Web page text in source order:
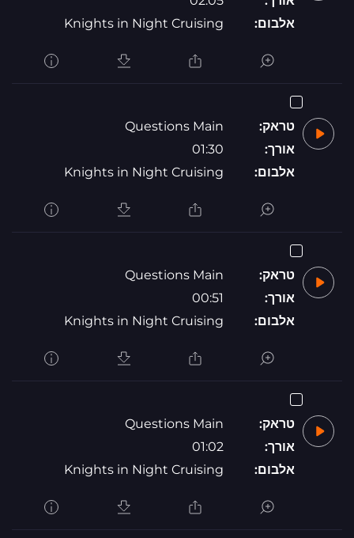
אלבום:
Knights in Night Cruising
טראק:
Questions Main
אורך:
01:30
אלבום:
Knights in Night Cruising
טראק:
Questions Main
אורך:
00:51
אלבום:
Knights in Night Cruising
טראק:
Questions Main
אורך:
01:02
אלבום:
Knights in Night Cruising